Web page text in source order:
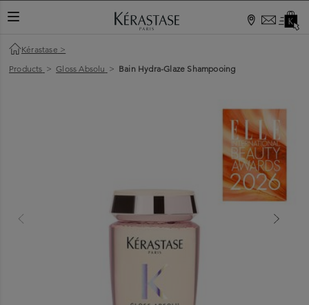
TOGGLE NAVIGATION
Kérastase >
Products > Gloss Absolu > Bain Hydra-Glaze Shampooing